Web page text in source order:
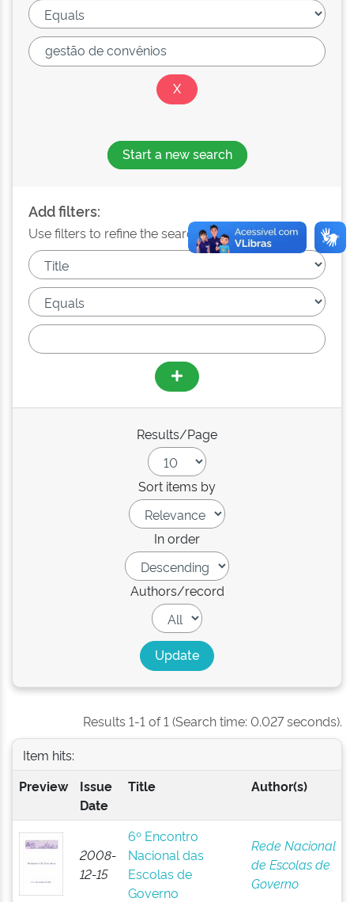
Start a new search
Add filters:
Use filters to refine the search results.
Results/Page
Sort items by
In order
Authors/record
Results 1-1 of 1 (Search time: 0.027 seconds).
Item hits:
Preview
Issue
Date
Title Author(s)
2008-
12-15
6º Encontro
Nacional das
Escolas de
Governo
Rede Nacional
de Escolas de
Governo